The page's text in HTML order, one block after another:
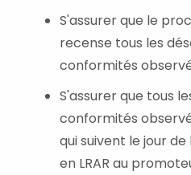
S'assurer que le
recense tous les
conformités
S'assurer que tous
conformités
qui suivent le jour
en LRAR au